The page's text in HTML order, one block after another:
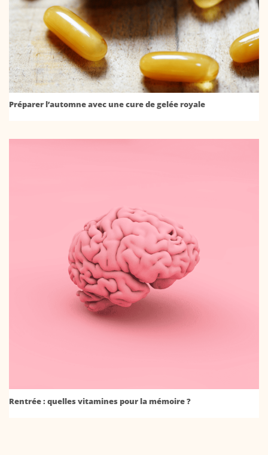
Préparer l’automne avec une cure de gelée royale
Rentrée : quelles vitamines pour la mémoire ?